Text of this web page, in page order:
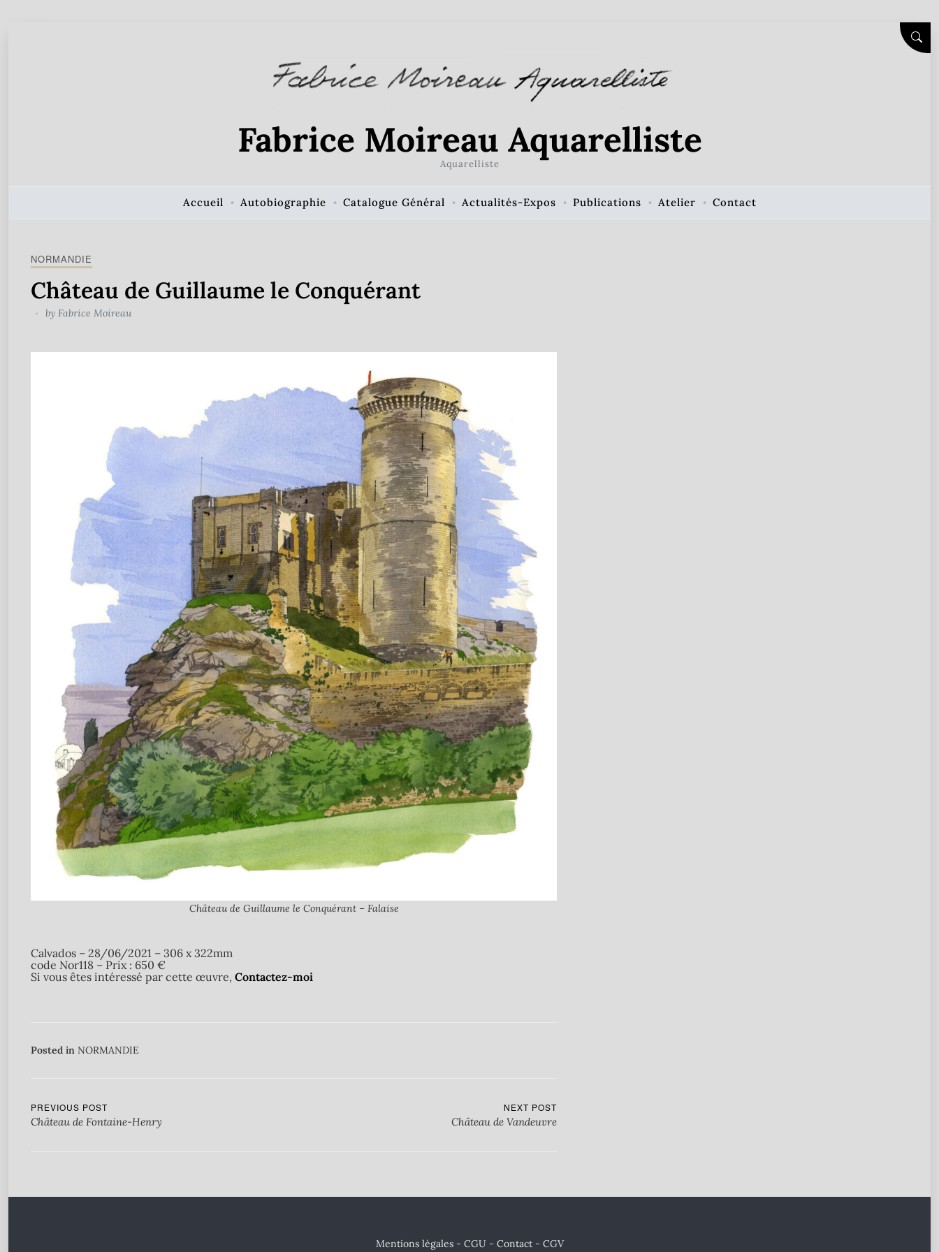
Fabrice Moireau Aquarelliste
Aquarelliste
Accueil Autobiographie Catalogue Général Actualités-Expos Publications Atelier Contact
NORMANDIE
Château de Guillaume le Conquérant
by Fabrice Moireau
Château de Guillaume le Conquérant – Falaise
Calvados – 28/06/2021 – 306 x 322mm
code Nor118 – Prix : 650 €
Si vous êtes intéressé par cette œuvre, Contactez-moi
Posted in NORMANDIE
PREVIOUS POST
Château de Fontaine-Henry
NEXT POST
Château de Vandeuvre
Mentions légales - CGU - Contact - CGV